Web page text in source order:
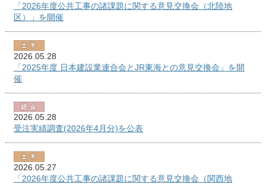
「2026年度公共工事の諸課題に関する意見交換会（北陸地
区）」を開催
2026.05.28
「2025年度 日本建設業連合会とJR東海との意見交換会」を開
催
2026.05.28
受注実績調査(2026年4月分)を公表
2026.05.27
「2026年度公共工事の諸課題に関する意見交換会（関西地